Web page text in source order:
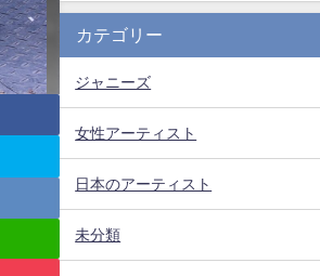
カテゴリー
ジャニーズ
女性アーティスト
日本のアーティスト
未分類